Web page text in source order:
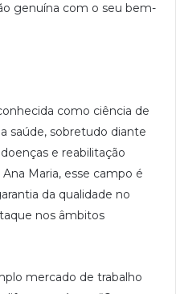
genuína com o seu bem-
como ciência de
saúde, sobretudo diante
e reabilitação
Maria, esse campo é
da qualidade no
nos âmbitos
mercado de trabalho